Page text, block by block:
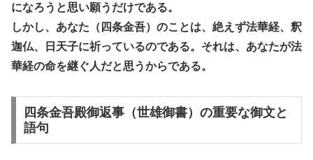
になろうと思い願うだけである。
しかし、あなた（四条金吾）のことは、絶えず法華経、釈
迦仏、日天子に祈っているのである。それは、あなたが法
華経の命を継ぐ人だと思うからである。
四条金吾殿御返事（世雄御書）の重要な御文と
語句